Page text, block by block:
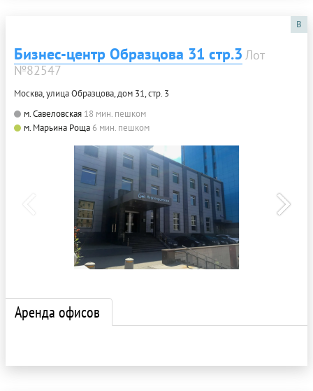
B
Бизнес-центр Образцова 31 стр.3 Лот
№82547
Москва, улица Образцова, дом 31, стр. 3
м. Савеловская 18 мин. пешком
м. Марьина Роща 6 мин. пешком
Аренда офисов